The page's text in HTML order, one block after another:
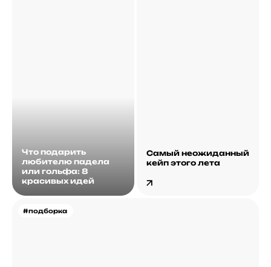
Что подарить
любителю падела
или гольфа: 8
красивых идей
#подборка
Самый неожиданный
кейп этого лета